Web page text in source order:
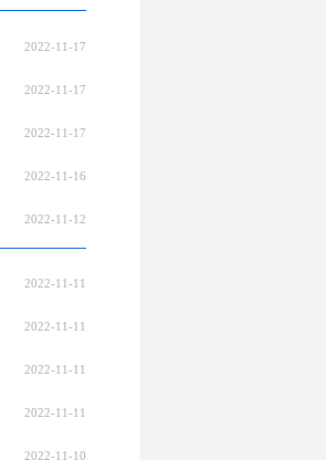
2022-11-17
2022-11-17
2022-11-17
2022-11-16
2022-11-12
2022-11-11
2022-11-11
2022-11-11
2022-11-11
2022-11-10